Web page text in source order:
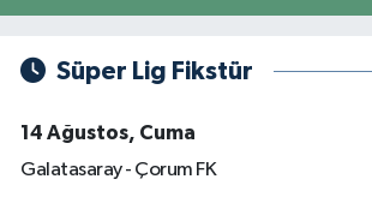
Süper Lig Fikstür
14 Ağustos, Cuma
Galatasaray - Çorum FK